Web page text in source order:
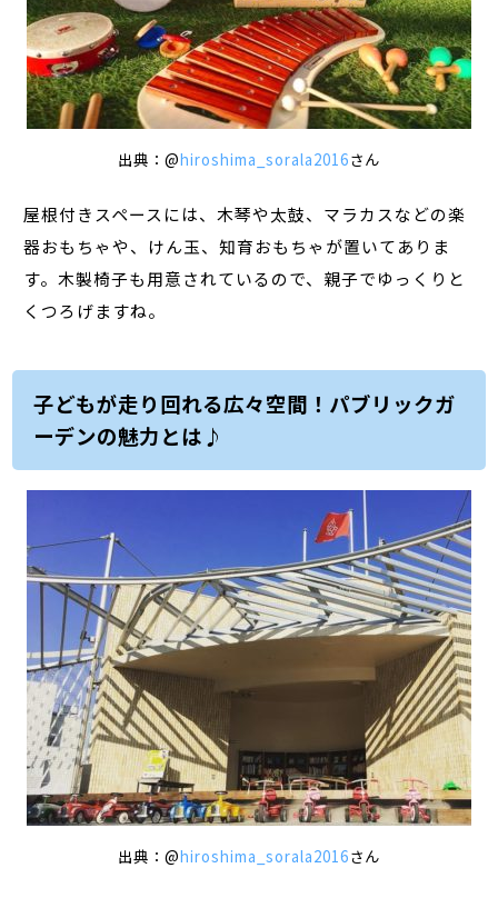
出典：@hiroshima_sorala2016さん
屋根付きスペースには、木琴や太鼓、マラカスなどの楽
器おもちゃや、けん玉、知育おもちゃが置いてありま
す。木製椅子も用意されているので、親子でゆっくりと
くつろげますね。
子どもが走り回れる広々空間！パブリックガ
ーデンの魅力とは♪
出典：@hiroshima_sorala2016さん